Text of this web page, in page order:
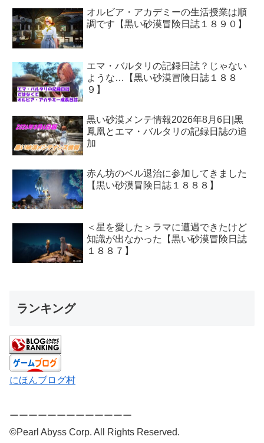
オルビア・アカデミーの生活授業は順
調です【黒い砂漠冒険日誌１８９０】
エマ・バルタリの記録日誌？じゃない
ような…【黒い砂漠冒険日誌１８８
９】
黒い砂漠メンテ情報2026年8月6日|黒
鳳凰とエマ・バルタリの記録日誌の追
加
赤ん坊のベル退治に参加してきました
【黒い砂漠冒険日誌１８８８】
＜星を愛した＞ラマに遭遇できたけど
知識が出なかった【黒い砂漠冒険日誌
１８８７】
ランキング
にほんブログ村
ーーーーーーーーーーーーー
©Pearl Abyss Corp. All Rights Reserved.